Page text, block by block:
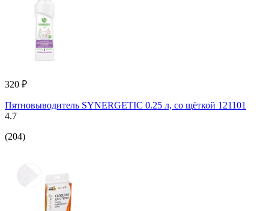
320 ₽
Пятновыводитель SYNERGETIC 0.25 л, со щёткой 121101
4.7
(204)